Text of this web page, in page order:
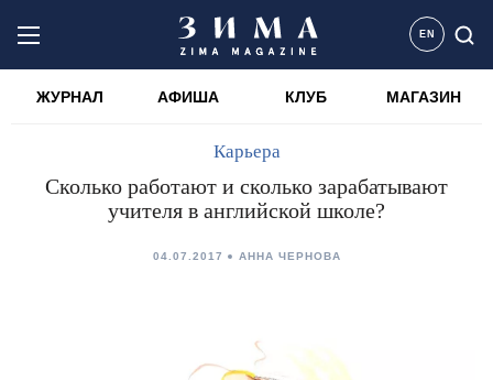
EN
ЖУРНАЛ АФИША КЛУБ МАГАЗИН
Карьера
Сколько работают и сколько зарабатывают
учителя в английской школе?
04.07.2017 АННА ЧЕРНОВА